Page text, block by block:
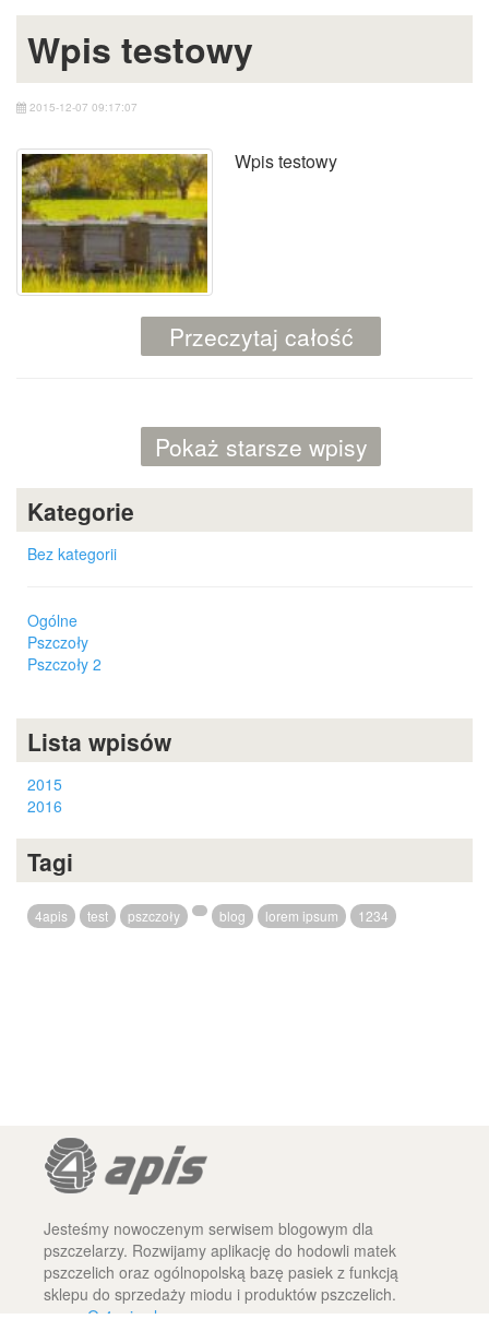
Wpis testowy
2015-12-07 09:17:07
Wpis testowy
Przeczytaj całość
Pokaż starsze wpisy
Kategorie
Bez kategorii
Ogólne
Pszczoły
Pszczoły 2
Lista wpisów
2015
2016
Tagi
4apis test pszczoły blog lorem ipsum 1234
Jesteśmy nowoczenym serwisem blogowym dla
pszczelarzy. Rozwijamy aplikację do hodowli matek
pszczelich oraz ogólnopolską bazę pasiek z funkcją
sklepu do sprzedaży miodu i produktów pszczelich.
O 4apis.pl